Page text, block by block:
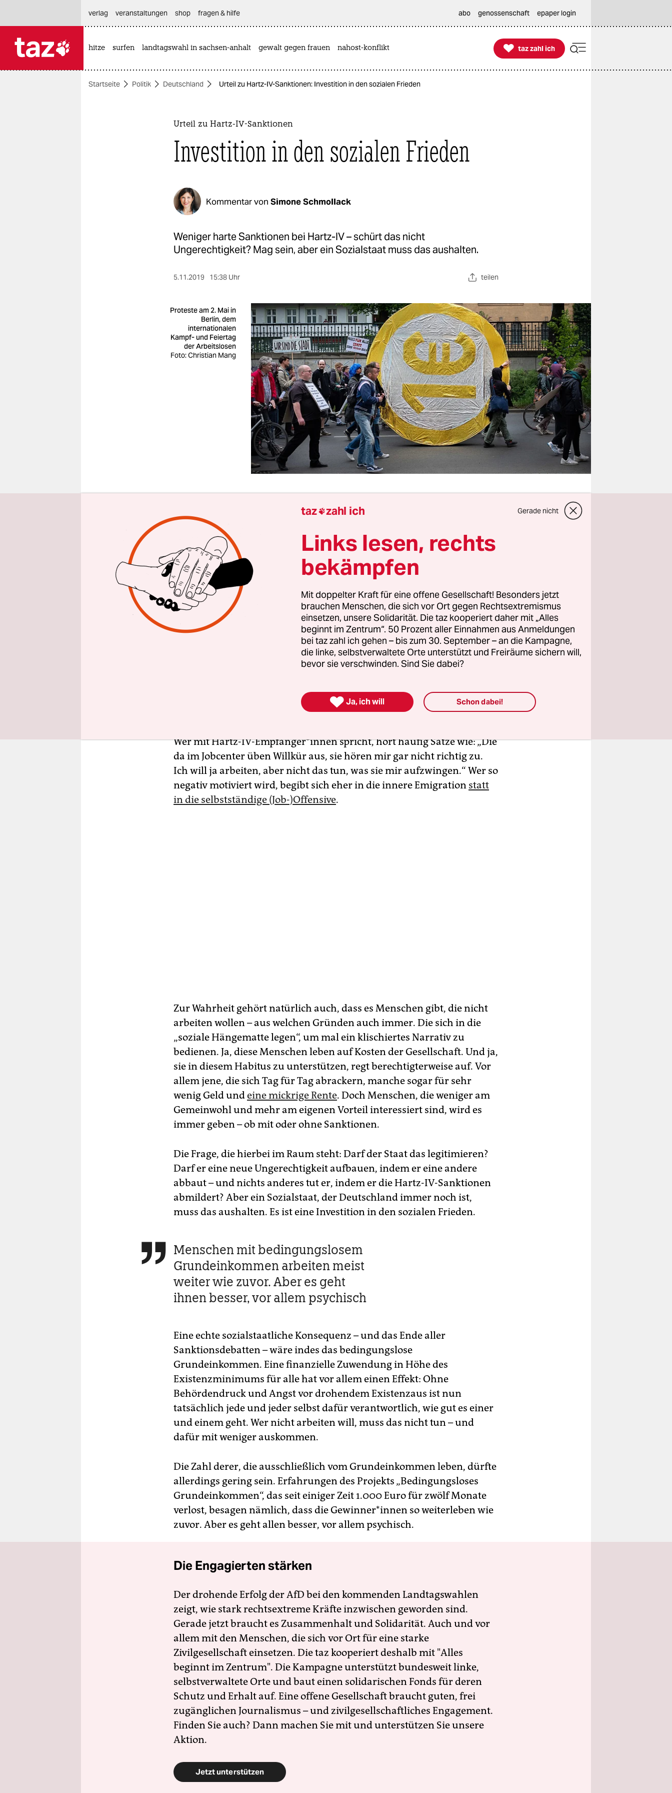
themen
verlag
veranstaltungen shop fragen & hilfe abo genossenschaft epaper login
hitze surfen landtagswahl in sachsen-anhalt gewalt gegen frauen nahost-konflikt 
taz zahl ich
taz zahl ich
Startseite Politik Deutschland Urteil zu Hartz-IV-Sanktionen: Investition in den sozialen Frieden
Urteil zu Hartz-IV-Sanktionen
Investition in den sozialen Frieden
Kommentar von Simone Schmollack
Weniger harte Sanktionen bei Hartz-IV – schürt das nicht
Ungerechtigkeit? Mag sein, aber ein Sozialstaat muss das aushalten.
5.11.2019 15:38 Uhr teilen
Proteste am 2. Mai in
Berlin, dem
internationalen
Kampf- und Feiertag
der Arbeitslosen
Foto: Christian Mang
E ndlich hat das Bundesverfassungsgericht dem Sanktionsirrsinn
bei Hartz IV Grenzen gesetzt, teilweise zumindest . Wer sich
weigert, einen bestimmten Job anzunehmen, muss künftig
nicht mehr damit rechnen, dafür so heftig bestraft zu werden, dass er
vielleicht nicht einmal mehr Geld für Essen hat. Oder sogar aus der
Wohnung fliegt, weil das Jobcenter nicht mehr für die Miete aufkommt.
Machen wir uns nichts vor: Die Macht von Jobcenter-
Mitarbeiter*innen gegenüber Bedürftigen ist immens hoch,sie
entscheiden über die Existenz von Menschen– und die ihrer
Angehörigen, in vielen Fällen über die von Kindern.
zahlreichen Studien ist seit Jahren bekannt: Druck bewirkt eher das
Gegenteil dessen, was er erzeugen soll. Man kennt es doch selbst aus
Wer mit Hartz-IV-Empfänger*innen spricht, hört häufig Sätze wie: „Die
da im Jobcenter üben Willkür aus, sie hören mir gar nicht richtig zu.
Ich will ja arbeiten, aber nicht das tun, was sie mir aufzwingen.“ Wer so
negativ motiviert wird, begibt sich eher in die innere Emigration statt
in die selbstständige (Job-)Offensive.
Zur Wahrheit gehört natürlich auch, dass es Menschen gibt, die nicht
arbeiten wollen – aus welchen Gründen auch immer. Die sich in die
„soziale Hängematte legen“, um mal ein klischiertes Narrativ zu
bedienen. Ja, diese Menschen leben auf Kosten der Gesellschaft. Und ja,
sie in diesem Habitus zu unterstützen, regt berechtigterweise auf. Vor
allem jene, die sich Tag für Tag abrackern, manche sogar für sehr
wenig Geld undeine mickrige Rente. Doch Menschen, die weniger am
Gemeinwohl und mehr am eigenen Vorteil interessiert sind, wird es
immer geben – ob mit oder ohne Sanktionen.
Die Frage, die hierbei im Raum steht: Darf der Staat das legitimieren?
Darf er eine neue Ungerechtigkeit aufbauen, indem er eine andere
abbaut – und nichts anderes tut er, indem er die Hartz-IV-Sanktionen
abmildert? Aber ein Sozialstaat, der Deutschland immer noch ist,
muss das aushalten. Es ist eine Investition in den sozialen Frieden.
 Menschen mit bedingungslosem
Grundeinkommen arbeiten meist
weiter wie zuvor. Aber es geht
ihnen besser, vor allem psychisch
Eine echte sozialstaatliche Konsequenz – und das Ende aller
Sanktionsdebatten – wäre indes das bedingungslose
Grundeinkommen. Eine finanzielle Zuwendung in Höhe des
Existenzminimums für alle hat vor allem einen Effekt: Ohne
Behördendruck und Angst vor drohendem Existenzaus ist nun
tatsächlich jede und jeder selbst dafür verantwortlich, wie gut es einer
und einem geht. Wer nicht arbeiten will, muss das nicht tun – und
dafür mit weniger auskommen.
Die Zahl derer, die ausschließlich vom Grundeinkommen leben, dürfte
allerdings gering sein. Erfahrungen des Projekts „Bedingungsloses
Grundeinkommen“, das seit einiger Zeit 1.000 Euro für zwölf Monate
verlost, besagen nämlich, dass die Gewinner*innen so weiterleben wie
zuvor. Aber es geht allen besser, vor allem psychisch.
Die Engagierten stärken
Der drohende Erfolg der AfD bei den kommenden Landtagswahlen
zeigt, wie stark rechtsextreme Kräfte inzwischen geworden sind.
Gerade jetzt braucht es Zusammenhalt und Solidarität. Auch und vor
allem mit den Menschen, die sich vor Ort für eine starke
Zivilgesellschaft einsetzen. Die taz kooperiert deshalb mit "Alles
beginnt im Zentrum". Die Kampagne unterstützt bundesweit linke,
selbstverwaltete Orte und baut einen solidarischen Fonds für deren
Schutz und Erhalt auf. Eine offene Gesellschaft braucht guten, frei
zugänglichen Journalismus – und zivilgesellschaftliches Engagement.
Finden Sie auch? Dann machen Sie mit und unterstützen Sie unsere
Aktion.
Jetzt unterstützen
taz zahl ich Gerade nicht
Links lesen, rechts
bekämpfen
Mit doppelter Kraft für eine offene Gesellschaft! Besonders jetzt
brauchen Menschen, die sich vor Ort gegen Rechtsextremismus
einsetzen, unsere Solidarität. Die taz kooperiert daher mit „Alles
beginnt im Zentrum“. 50 Prozent aller Einnahmen aus Anmeldungen
bei taz zahl ich gehen – bis zum 30. September – an die Kampagne,
die linke, selbstverwaltete Orte unterstützt und Freiräume sichern will,
bevor sie verschwinden. Sind Sie dabei?
 Ja, ich will Schon dabei!